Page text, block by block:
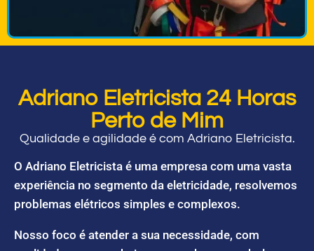
Adriano Eletricista 24 Horas
Perto de Mim
Qualidade e agilidade é com Adriano Eletricista.
O Adriano Eletricista é uma empresa com uma vasta
experiência no segmento da eletricidade, resolvemos
problemas elétricos simples e complexos.
Nosso foco é atender a sua necessidade, com